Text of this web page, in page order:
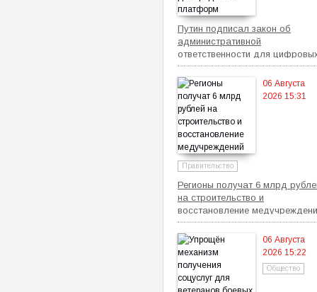
Путин подписал закон об
административной
ответственности для
платформ
06 Августа
2026 15:31
Правительство
Регионы получат 6 млрд
на строительство и
восстановление
06 Августа
2026 15:22
Общество